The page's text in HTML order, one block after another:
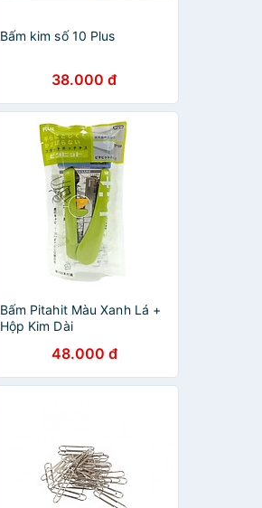
Bấm kim số 10 Plus
38.000 đ
Bấm Pitahit Màu Xanh Lá +
Hộp Kim Dài
48.000 đ